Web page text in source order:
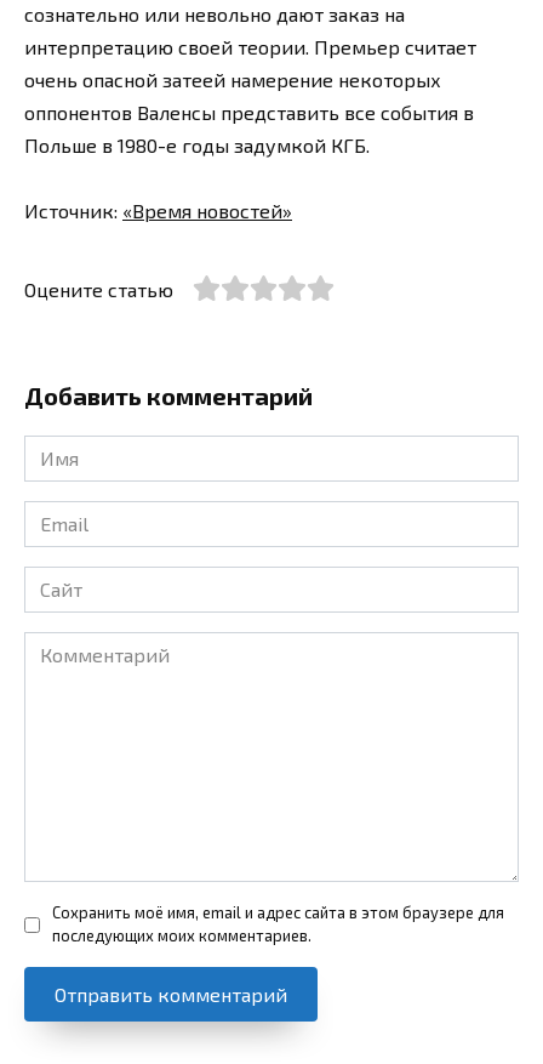
сознательно или невольно дают заказ на
интерпретацию своей теории. Премьер считает
очень опасной затеей намерение некоторых
оппонентов Валенсы представить все события в
Польше в 1980-е годы задумкой КГБ.
Источник: «Время новостей»
Оцените статью
Добавить комментарий
Имя
*
Email
*
Сайт
Комментарий
Сохранить моё имя, email и адрес сайта в этом браузере для
последующих моих комментариев.